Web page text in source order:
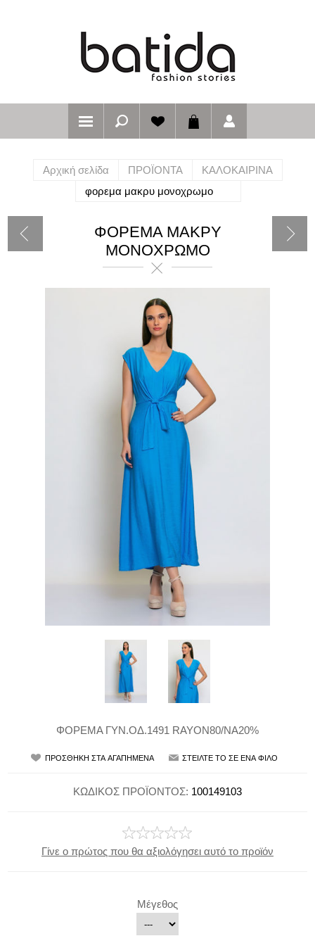
Αρχική σελίδα ΠΡΟΪΟΝΤΑ
ΚΑΛΟΚΑΙΡΙΝΑ
φορεμα μακρυ μονοχρωμο
ΦΟΡΕΜΑ ΜΑΚΡΥ
ΜΟΝΟΧΡΩΜΟ
ΦΟΡΕΜΑ ΓΥΝ.ΟΔ.1491 RAYON80/NA20%
ΚΩΔΙΚΟΣ ΠΡΟΪΟΝΤΟΣ: 100149103
Γίνε ο πρώτος που θα αξιολόγησει αυτό το προϊόν
Μέγεθος